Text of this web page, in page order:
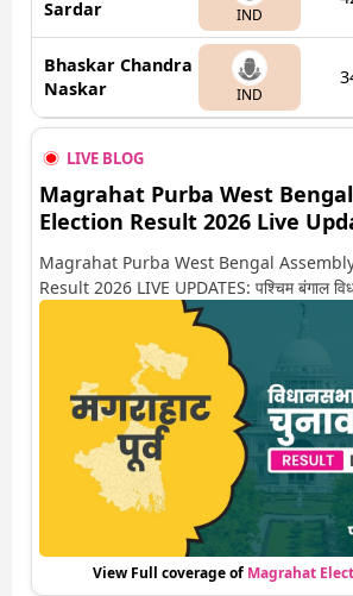
Sardar IND
Bhaskar Chandra
Naskar
IND
LIVE BLOG
Magrahat Purba West
Election Result 2026 Live
Magrahat Purba West Bengal
Result 2026 LIVE UPDATES: पश्चिम बंगाल
गिनती अगले कुछ ही देर में शुरू होने वाली है. यहां देखें
कौन आगे-कौन पीछे से लेकर किस तरफ जा रहें है
पर हो रही हर एक हलचल की अपडेट वो भी रियल टाइम
View Full coverage of Magrahat